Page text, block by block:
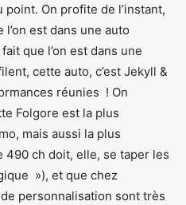
On profite de l’instant,
est dans une auto
que l’on est dans une
cette auto, c’est Jekyll &
réunies ! On
Folgore est la plus
mais aussi la plus
490 ch doit, elle, se taper les
»), et que chez
personnalisation sont très